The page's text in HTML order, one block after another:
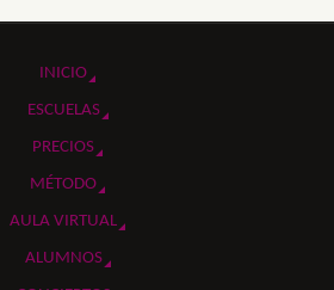
INICIO
ESCUELAS
PRECIOS
MÉTODO
AULA VIRTUAL
ALUMNOS